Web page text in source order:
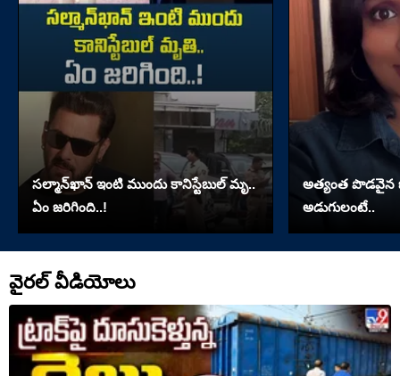
సల్మాన్‌ఖాన్‌ ఇంటి ముందు కానిస్టేబుల్‌ మృ..
ఏం జరిగింది..!
అత్యంత పొడవైన
అడుగులంటే..
వైరల్ వీడియోలు